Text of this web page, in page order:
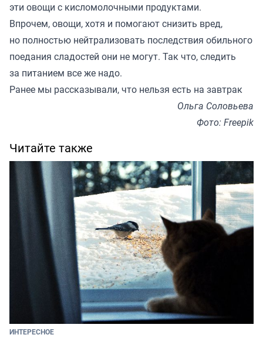
эти овощи с кисломолочными продуктами.
Впрочем, овощи, хотя и помогают снизить вред,
но полностью нейтрализовать последствия обильного
поедания сладостей они не могут. Так что, следить
за питанием все же надо.
Ранее мы рассказывали, что нельзя есть на завтрак
Ольга Соловьева
Фото: Freepik
Читайте также
ИНТЕРЕСНОЕ